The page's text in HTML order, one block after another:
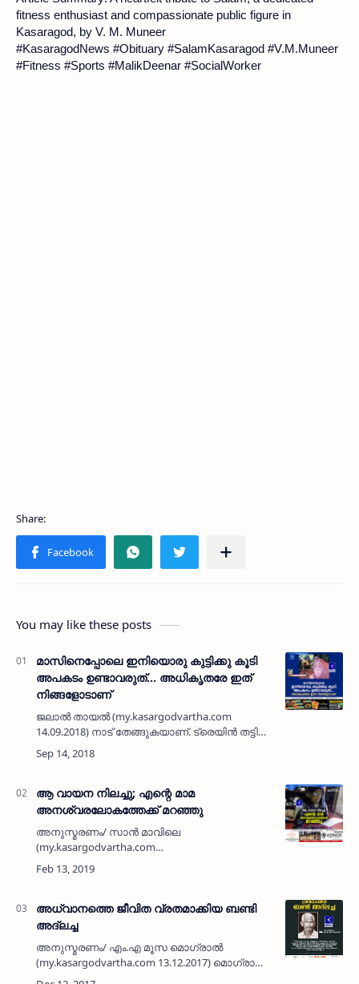
fitness enthusiast and compassionate public figure in
Kasaragod, by V. M. Muneer
#KasaragodNews #Obituary #SalamKasaragod #V.M.Muneer
#Fitness #Sports #MalikDeenar #SocialWorker
You may like these posts
മാസിനെപ്പോലെ ഇനിയൊരു കുട്ടിക്കു കൂടി
അപകടം ഉണ്ടാവരുത്... അധികൃതരേ ഇത്
നിങ്ങളോടാണ്
ജലാല്‍ തായല്‍ (my.kasargodvartha.com
14.09.2018) നാട് തേങ്ങുകയാണ്. ട്രെയിന്‍ തട്ടി
ഹാജിയുടെ മകന്‍ മാസിനെയോര്‍ത്ത്. സ്‌കൂളില്‍
ആ വായന നിലച്ചു; എന്റെ മാമ
അനശ്വരലോകത്തേക്ക് മറഞ്ഞു
അനുസ്മരണം/ സാന്‍ മാവിലെ
(my.kasargodvartha.com
13.02.2019) കൈയ്യിലൊരു പുസ്തകമില്ലാതെ
മാമാനെ സങ്കല്‍പ്പിക്കാന്‍ പോലും പറ്റില്ല.
അധ്വാനത്തെ ജീവിത വ്രതമാക്കിയ ബണ്ടി
അദ്ലച്ച
അനുസ്മരണം/ എം.എ മൂസ മൊഗ്രാല്‍
(my.kasargodvartha.com 13.12.2017) മൊഗ്രാല്‍